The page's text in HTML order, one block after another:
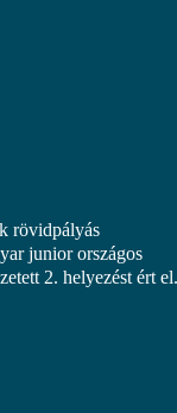
rövidpályás
junior országos
2. helyezést ért el.